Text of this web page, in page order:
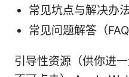
常见坑点与解决办
常见问题解答（FAQ
引导性资源（供你进